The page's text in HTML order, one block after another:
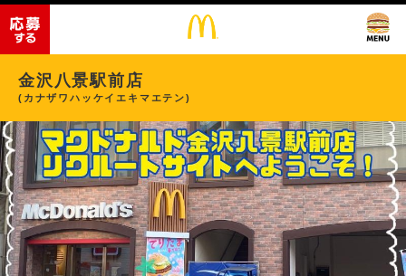
金沢八景駅前店
(カナザワハッケイエキマエテン)